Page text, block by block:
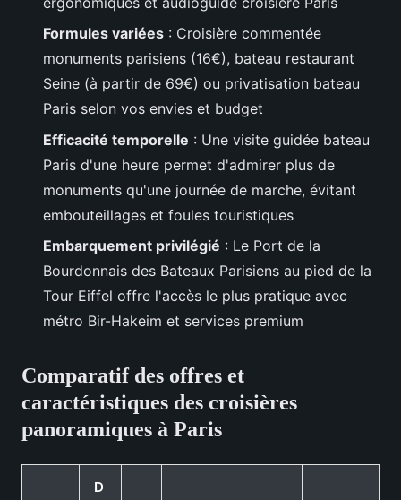
Formules variées : Croisière commentée
monuments parisiens (16€), bateau restaurant
Seine (à partir de 69€) ou privatisation bateau
Paris selon vos envies et budget
Efficacité temporelle : Une visite guidée bateau
Paris d'une heure permet d'admirer plus de
monuments qu'une journée de marche, évitant
embouteillages et foules touristiques
Embarquement privilégié : Le Port de la
Bourdonnais des Bateaux Parisiens au pied de la
Tour Eiffel offre l'accès le plus pratique avec
métro Bir-Hakeim et services premium
Comparatif des offres et
caractéristiques des croisières
panoramiques à Paris
D